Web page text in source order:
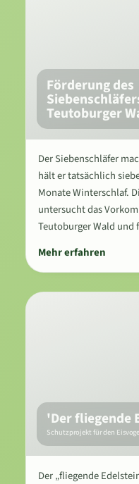
Förderung des
Teutoburger
Der Siebenschläfer
hält er tatsächlich
Monate Winterschlaf.
untersucht das
Teutoburger Wald
Mehr erfahren
'Der fliegende
Schutzprojekt für den
Der „fliegende